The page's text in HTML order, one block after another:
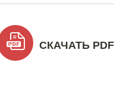
СКАЧАТЬ PDF